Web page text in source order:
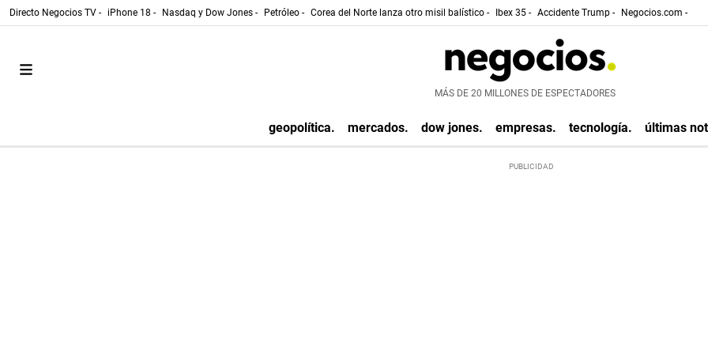
Directo Negocios TV - iPhone 18 - Nasdaq y Dow Jones - Petróleo - Corea del Norte lanza otro misil balístico - Ibex 35 - Accidente Trump - Negocios.com -
MÁS DE 20 MILLONES DE ESPECTADORES
geopolítica. mercados. dow jones. empresas. tecnología. últimas